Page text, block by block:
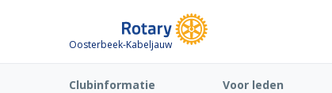
Oosterbeek-Kabeljauw
Clubinformatie Voor leden